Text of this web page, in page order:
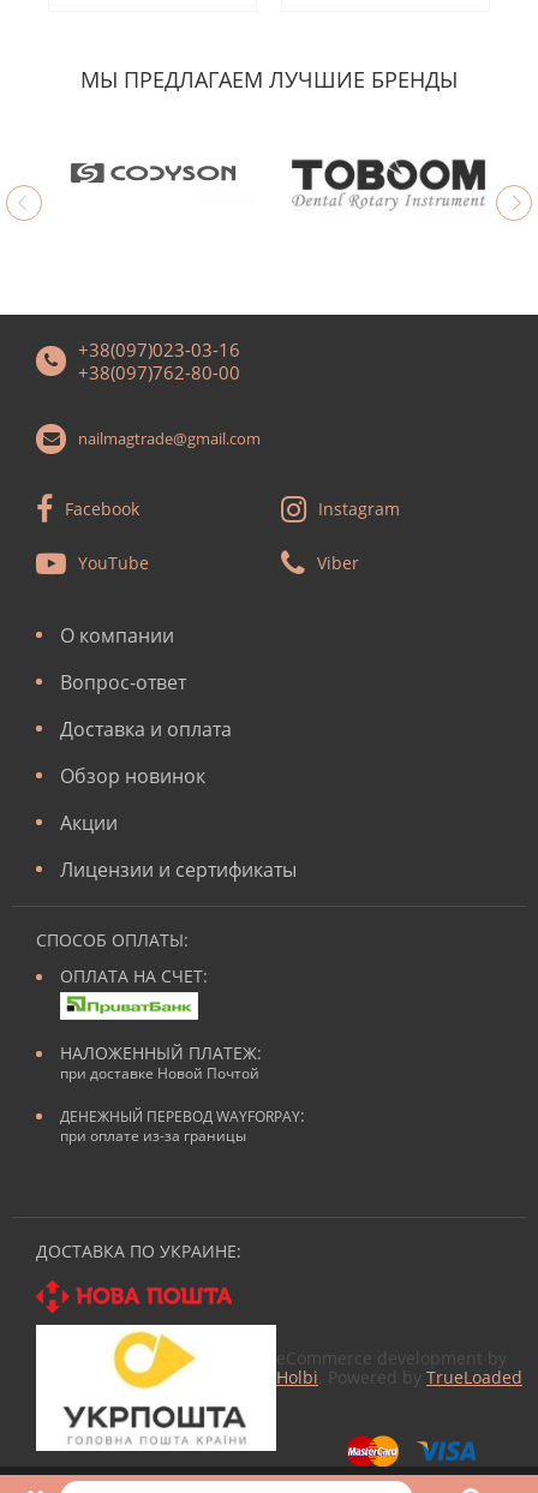
МЫ ПРЕДЛАГАЕМ ЛУЧШИЕ БРЕНДЫ
+38(097)023-03-16
+38(097)762-80-00
nailmagtrade@gmail.com
Facebook Instagram
YouTube Viber
О компании
Вопрос-ответ
Доставка и оплата
Обзор новинок
Акции
Лицензии и сертификаты
СПОСОБ ОПЛАТЫ:
ОПЛАТА НА СЧЕТ:
НАЛОЖЕННЫЙ ПЛАТЕЖ:
при доставке Новой Почтой
ДЕНЕЖНЫЙ ПЕРЕВОД WAYFORPAY:
при оплате из-за границы
ДОСТАВКА ПО УКРАИНЕ:
eCommerce development by
Holbi . Powered by TrueLoaded